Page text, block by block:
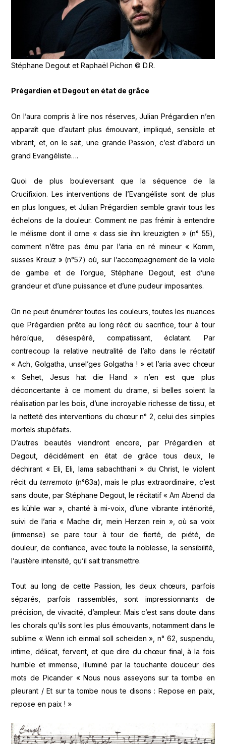
Stéphane Degout et Raphaël Pichon © D.R.
Prégardien et Degout en état de grâce
On l’aura compris à lire nos réserves, Julian Prégardien n’en
apparaît que d’autant plus émouvant, impliqué, sensible et
vibrant, et, on le sait, une grande Passion, c’est d’abord un
grand Evangéliste….
Quoi de plus bouleversant que la séquence de la
Crucifixion. Les interventions de l’Evangéliste sont de plus
en plus longues, et Julian Prégardien semble gravir tous les
échelons de la douleur. Comment ne pas frémir à entendre
le mélisme dont il orne « dass sie ihn kreuzigten » (n° 55),
comment n’être pas ému par l’aria en ré mineur « Komm,
süsses Kreuz » (n°57) où, sur l’accompagnement de la viole
de gambe et de l’orgue, Stéphane Degout, est d’une
grandeur et d’une puissance et d’une pudeur imposantes.
On ne peut énumérer toutes les couleurs, toutes les nuances
que Prégardien prête au long récit du sacrifice, tour à tour
héroïque, désespéré, compatissant, éclatant. Par
contrecoup la relative neutralité de l’alto dans le récitatif
« Ach, Golgatha, unsel’ges Golgatha ! » et l’aria avec chœur
« Sehet, Jesus hat die Hand » n’en est que plus
déconcertante à ce moment du drame, si belles soient la
réalisation par les bois, d’une incroyable richesse de tissu, et
la netteté des interventions du chœur n° 2, celui des simples
mortels stupéfaits.
D’autres beautés viendront encore, par Prégardien et
Degout, décidément en état de grâce tous deux, le
déchirant « Eli, Eli, lama sabachthani » du Christ, le violent
récit duterremoto (n°63a), mais le plus extraordinaire, c’est
sans doute, par Stéphane Degout, le récitatif « Am Abend da
es kühle war », chanté à mi-voix, d’une vibrante intériorité,
suivi de l’aria « Mache dir, mein Herzen rein », où sa voix
(immense) se pare tour à tour de fierté, de piété, de
douleur, de confiance, avec toute la noblesse, la sensibilité,
l’austère intensité, qu’il sait transmettre.
Tout au long de cette Passion, les deux chœurs, parfois
séparés, parfois rassemblés, sont impressionnants de
précision, de vivacité, d’ampleur. Mais c’est sans doute dans
les chorals qu’ils sont les plus émouvants, notamment dans le
sublime « Wenn ich einmal soll scheiden », n° 62, suspendu,
intime, délicat, fervent, et que dire du chœur final, à la fois
humble et immense, illuminé par la touchante douceur des
mots de Picander « Nous nous asseyons sur ta tombe en
pleurant / Et sur ta tombe nous te disons : Repose en paix,
repose en paix ! »